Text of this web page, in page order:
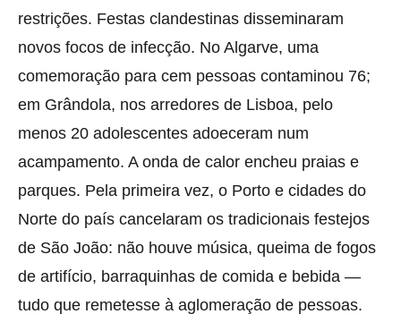
restrições. Festas clandestinas disseminaram
novos focos de infecção. No Algarve, uma
comemoração para cem pessoas contaminou 76;
em Grândola, nos arredores de Lisboa, pelo
menos 20 adolescentes adoeceram num
acampamento. A onda de calor encheu praias e
parques. Pela primeira vez, o Porto e cidades do
Norte do país cancelaram os tradicionais festejos
de São João: não houve música, queima de fogos
de artifício, barraquinhas de comida e bebida —
tudo que remetesse à aglomeração de pessoas.